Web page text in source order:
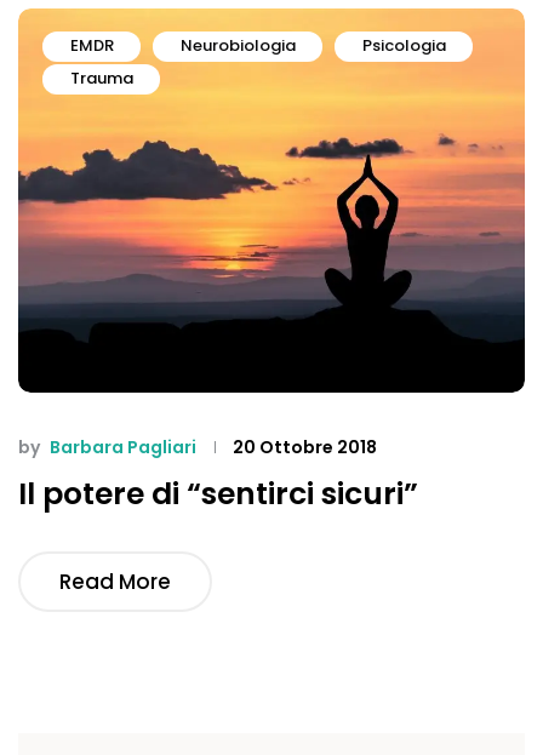
EMDR Neurobiologia
Psicologia
Trauma
by Barbara Pagliari 20 Ottobre 2018
Il potere di “sentirci sicuri”
Read More